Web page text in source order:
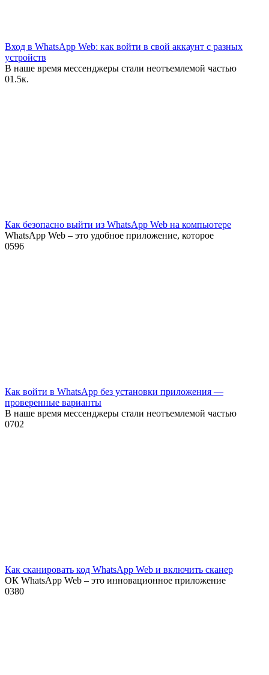
Вход в WhatsApp Web: как войти в свой аккаунт с разных
устройств
В наше время мессенджеры стали неотъемлемой частью
01.5к.
Как безопасно выйти из WhatsApp Web на компьютере
WhatsApp Web – это удобное приложение, которое
0596
Как войти в WhatsApp без установки приложения —
проверенные варианты
В наше время мессенджеры стали неотъемлемой частью
0702
Как сканировать код WhatsApp Web и включить сканер
ОК WhatsApp Web – это инновационное приложение
0380